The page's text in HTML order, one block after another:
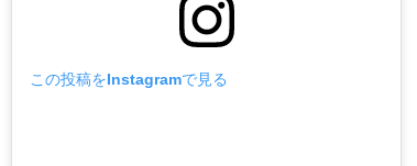
この投稿をInstagramで見る